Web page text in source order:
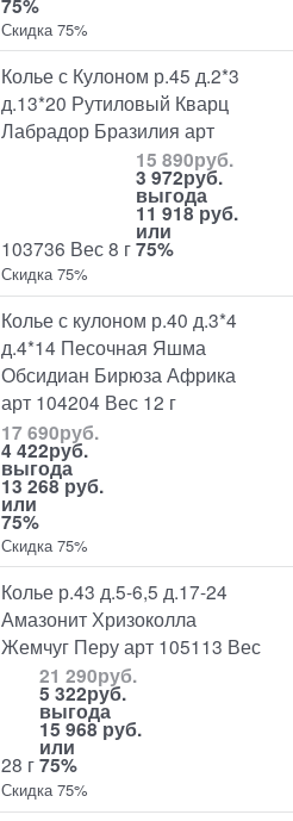
Скидка 75%
Колье с Кулоном р.45 д.2*3
д.13*20 Рутиловый Кварц
Лабрадор Бразилия арт
103736 Вес 8 г
15 890руб.
3 972руб.
выгода
11 918 руб.
или
75%
Скидка 75%
Колье с кулоном р.40 д.3*4
д.4*14 Песочная Яшма
Обсидиан Бирюза Африка
арт 104204 Вес 12 г
17 690руб.
4 422руб.
выгода
13 268 руб.
или
75%
Скидка 75%
Колье р.43 д.5-6,5 д.17-24
Амазонит Хризоколла
Жемчуг Перу арт 105113 Вес
28 г
21 290руб.
5 322руб.
выгода
15 968 руб.
или
75%
Скидка 75%